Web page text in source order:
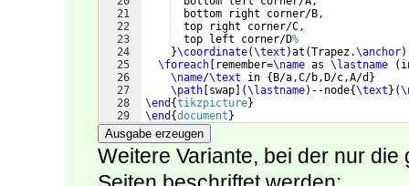
21
22
23
24
25
26
27
28
29
  bottom right corner/B,
  top right corner/C,
  top left corner/D
%
}\coordinate(\text )at (Trapez.\anchor)
\foreach
remember=\name as \lastname (
\name/\text in { B/a,C/b,D/c,A/d }
\path swap (\lastname) --node{\text } (
\end {tikzpicture}
\end {document }
Ausgabe erzeugen
Weitere Variante, bei der nur